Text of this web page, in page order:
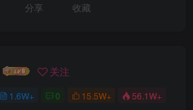
分享 收藏
关注
1.6W+ 0 15.5W+ 56.1W+